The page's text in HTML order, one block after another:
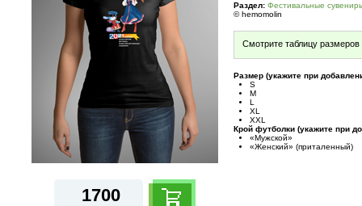
Раздел: Фестивальные
© hemomolin
Смотрите таблицу размеров
Размер (укажите при
S
M
L
XL
XXL
Крой футболки (укажите при
«Мужской»
«Женский» (приталенный)
1700